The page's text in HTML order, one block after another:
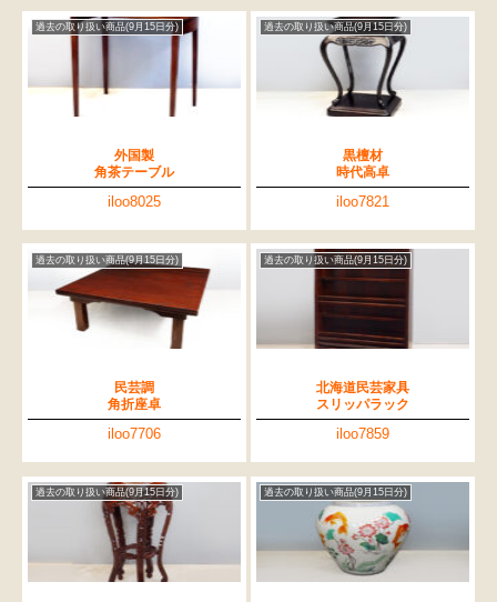
過去の取り扱い商品(9月15日分)
外国製
角茶テーブル
iloo8025
過去の取り扱い商品(9月15日分)
黒檀材
時代高卓
iloo7821
過去の取り扱い商品(9月15日分)
民芸調
角折座卓
iloo7706
過去の取り扱い商品(9月15日分)
北海道民芸家具
スリッパラック
iloo7859
過去の取り扱い商品(9月15日分) 過去の取り扱い商品(9月15日分)